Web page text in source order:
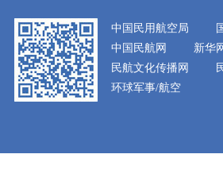
中国民用航空局
中国民航网
新华
民航文化传播网
环球军事/航空